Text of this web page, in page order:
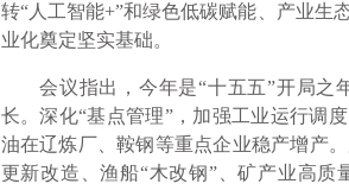
转“人工智能+”和绿色低碳赋能、产业生
业化奠定坚实基础。
会议指出，今年是“十五五”开局之
长。深化“基点管理”，加强工业运行调
油在辽炼厂、鞍钢等重点企业稳产增产
更新改造、渔船“木改钢”、矿产业高质